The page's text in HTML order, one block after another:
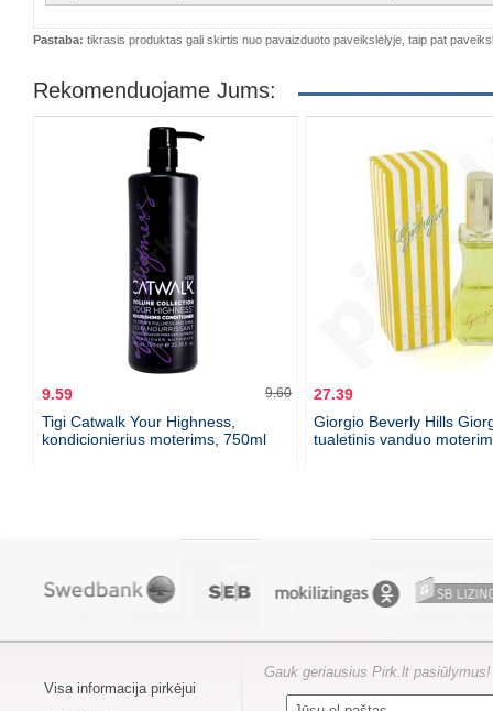
Pastaba: tikrasis produktas gali skirtis nuo pavaizduoto paveikslėlyje, taip pat
Rekomenduojame Jums:
9.59 9.60
Tigi Catwalk Your Highness,
kondicionierius moterims, 750ml
27.39
Giorgio Beverly Hills
tualetinis vanduo
Visa informacija pirkėjui
Gauk geriausius Pirk.lt pasiūlymus!